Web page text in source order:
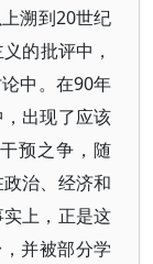
溯到20世纪
的批评中，
中。在90年
出现了应该
预之争，随
治、经济和
上，正是这
并被部分学